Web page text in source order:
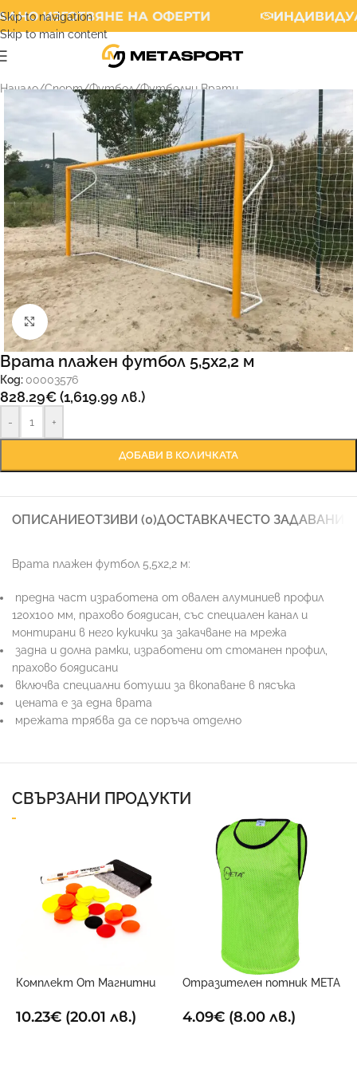
Skip to navigation
Skip to main content
ИЗГОТВЯНЕ НА ОФЕРТИ
Начало/Спорт/Футбол/Футболни Врати
Увеличи
Врата плажен футбол 5,5х2,2 м
Код: 00003576
828.29€(1,619.99 лв.)
- +
ДОБАВИ В КОЛИЧКАТА
ОПИСАНИЕОТЗИВИ (0)ДОСТАВКАЧЕСТО ЗАДАВАНИ
Врата плажен футбол 5,5х2,2 м:
предна част изработена от овален алуминиев профил
120х100 мм, прахово боядисан, със специален канал и
монтирани в него кукички за закачване на мрежа
задна и долна рамки, изработени от стоманен профил,
прахово боядисани
включва специални ботуши за вкопаване в пясъка
цената е за една врата
мрежата трябва да се поръча отделно
СВЪРЗАНИ ПРОДУКТИ
Комплект От Магнитни
10.23€ (20.01 лв.)
Отразителен потник META
4.09€(8.00 лв.)